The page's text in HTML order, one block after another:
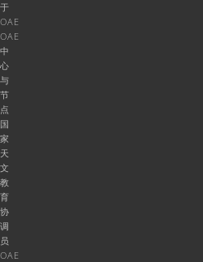
于
OAE
OAE
中
心
与
节
点
国
家
天
文
教
育
协
调
员
OAE